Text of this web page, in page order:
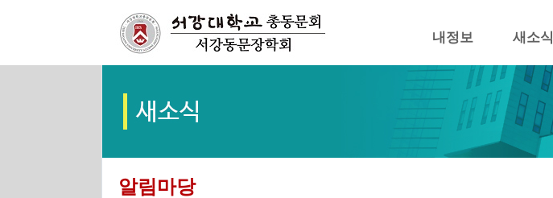
내정보 새소식
알림마당